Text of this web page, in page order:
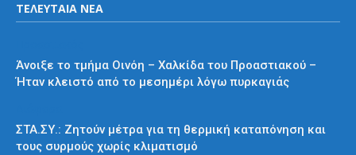
ΤΕΛΕΥΤΑΙΑ ΝΕΑ
Άνοιξε το τμήμα Οινόη – Χαλκίδα του Προαστιακού –
Ήταν κλειστό από το μεσημέρι λόγω πυρκαγιάς
ΣΤΑ.ΣΥ.: Ζητούν μέτρα για τη θερμική καταπόνηση και
τους συρμούς χωρίς κλιματισμό